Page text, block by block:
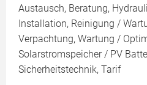
Austausch, Beratung,
Installation, Reinigung /
Verpachtung, Wartung /
Solarstromspeicher / PV
Sicherheitstechnik, Tarif